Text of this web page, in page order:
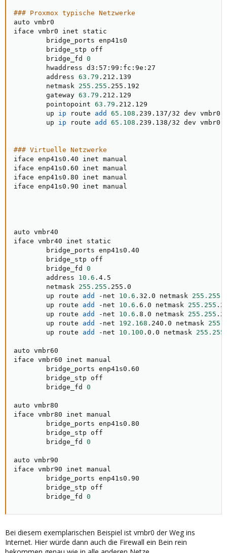
### Proxmox typische Netzwerke
auto vmbr0
iface vmbr0 inet static
        bridge_ports enp41s0
        bridge_stp off
        bridge_fd
0
        hwaddress d3:57:99:fc:9e:27
        address
63.79 .212.139
        netmask
255.255 .255.192
        gateway
63.79 .212.129
        pointopoint
63.79 .212.129
        up
ip route add 65.108 .239.137/32 dev vmbr0
        up
ip route add 65.108 .239.138/32 dev vmbr0
### Virtuelle Netzwerke
iface enp41s0.40 inet manual
iface enp41s0.60 inet manual
iface enp41s0.80 inet manual
iface enp41s0.90 inet manual
auto vmbr40
iface vmbr40 inet static
        bridge_ports enp41s0.40
        bridge_stp off
        bridge_fd
0
        address
10.6 .4.5
        netmask
255.255 .255.0
        up route
add -net 10.6 .32.0 netmask 255.255
        up route
add -net 10.6 .6.0 netmask 255.255
        up route
add -net 10.6 .8.0 netmask 255.255
        up route
add -net 192.168 .240.0 netmask
        up route
add -net 10.100 .0.0 netmask 255.255
auto vmbr60
iface vmbr60 inet manual
        bridge_ports enp41s0.60
        bridge_stp off
        bridge_fd
0
auto vmbr80
iface vmbr80 inet manual
        bridge_ports enp41s0.80
        bridge_stp off
        bridge_fd
0
auto vmbr90
iface vmbr90 inet manual
        bridge_ports enp41s0.90
        bridge_stp off
        bridge_fd
0
Bei diesem exemplarischen Beispiel ist vmbr0 der Weg ins
Internet. Hier würde dann auch die Firewall ein Bein rein